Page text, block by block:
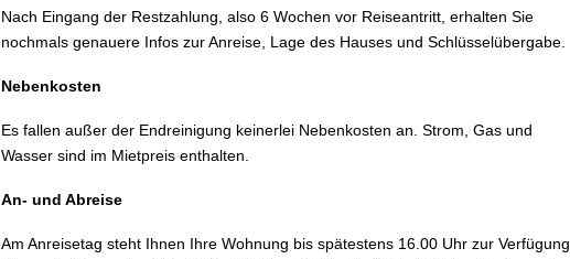
Nach Eingang der Restzahlung, also 6 Wochen vor Reiseantritt, erhalten Sie
nochmals genauere Infos zur Anreise, Lage des Hauses und Schlüsselübergabe.
Nebenkosten
Es fallen außer der Endreinigung keinerlei Nebenkosten an. Strom, Gas und
Wasser sind im Mietpreis enthalten.
An- und Abreise
Am Anreisetag steht Ihnen Ihre Wohnung bis spätestens 16.00 Uhr zur Verfügung